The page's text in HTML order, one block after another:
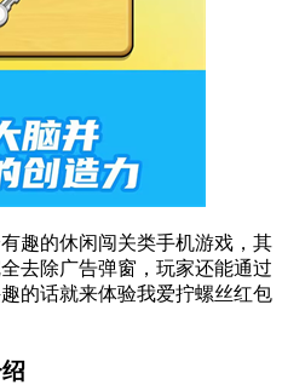
趣的休闲闯关类手机游戏，其
去除广告弹窗，玩家还能通过
的话就来体验我爱拧螺丝红包